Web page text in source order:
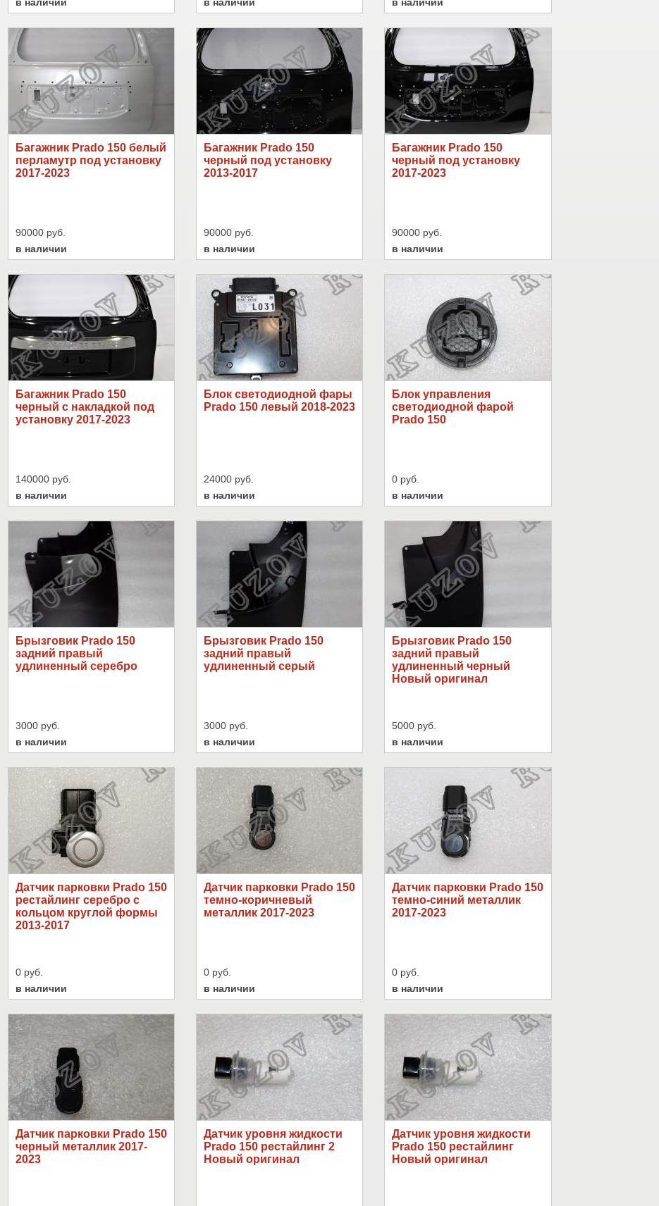
Багажник Prado 150 белый
перламутр под установку
2017-2023
90000 руб.
в наличии
Багажник Prado 150
черный под установку
2013-2017
90000 руб.
в наличии
Багажник Prado 150
черный под установку
2017-2023
90000 руб.
в наличии
Багажник Prado 150
черный с накладкой под
установку 2017-2023
140000 руб.
в наличии
Блок светодиодной фары
Prado 150 левый 2018-2023
24000 руб.
в наличии
Блок управления
светодиодной фарой
Prado 150
0 руб.
в наличии
Брызговик Prado 150
задний правый
удлиненный серебро
3000 руб.
в наличии
Брызговик Prado 150
задний правый
удлиненный серый
3000 руб.
в наличии
Брызговик Prado 150
задний правый
удлиненный черный
Новый оригинал
5000 руб.
в наличии
Датчик парковки Prado 150
рестайлинг серебро с
кольцом круглой формы
2013-2017
0 руб.
в наличии
Датчик парковки Prado 150
темно-коричневый
металлик 2017-2023
0 руб.
в наличии
Датчик парковки Prado 150
темно-синий металлик
2017-2023
0 руб.
в наличии
Датчик парковки Prado 150
черный металлик 2017-
2023
Датчик уровня жидкости
Prado 150 рестайлинг 2
Новый оригинал
Датчик уровня жидкости
Prado 150 рестайлинг
Новый оригинал